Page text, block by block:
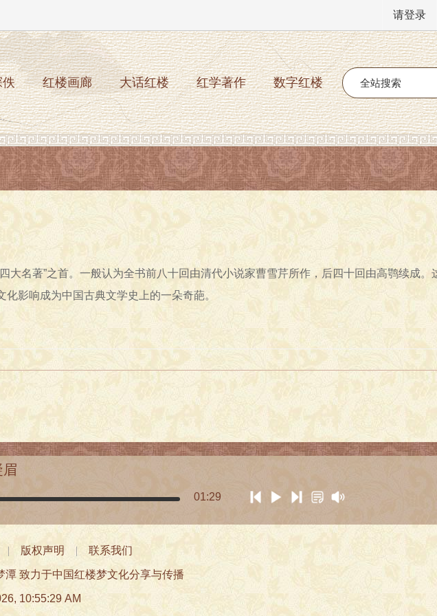
请登录
佚 红楼画廊 大话红楼 红学著作 数字红楼
大名著”之首。一般认为全书前八十回由清代小说家曹雪芹所作，后四十回由高鹗续成。
影响成为中国古典文学史上的一朵奇葩。
眉
01:29
| 版权声明 | 联系我们
潭 致力于中国红楼梦文化分享与传播
10:55:29 AM